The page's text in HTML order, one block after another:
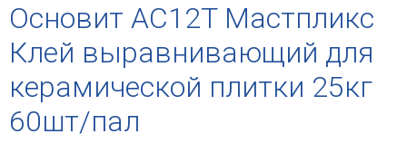
Основит АС12T Мастпликс
Клей выравнивающий для
керамической плитки 25кг
60шт/пал